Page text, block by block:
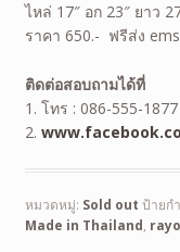
ไหล่ 17″ อก 23″ ยาว
ราคา 650.- ฟรีส่ง ems
ติดต่อสอบถามได้ที่
1. โทร : 086-555-
2.
หมวดหมู่: Sold out ป้ายก
Made in Thailand,